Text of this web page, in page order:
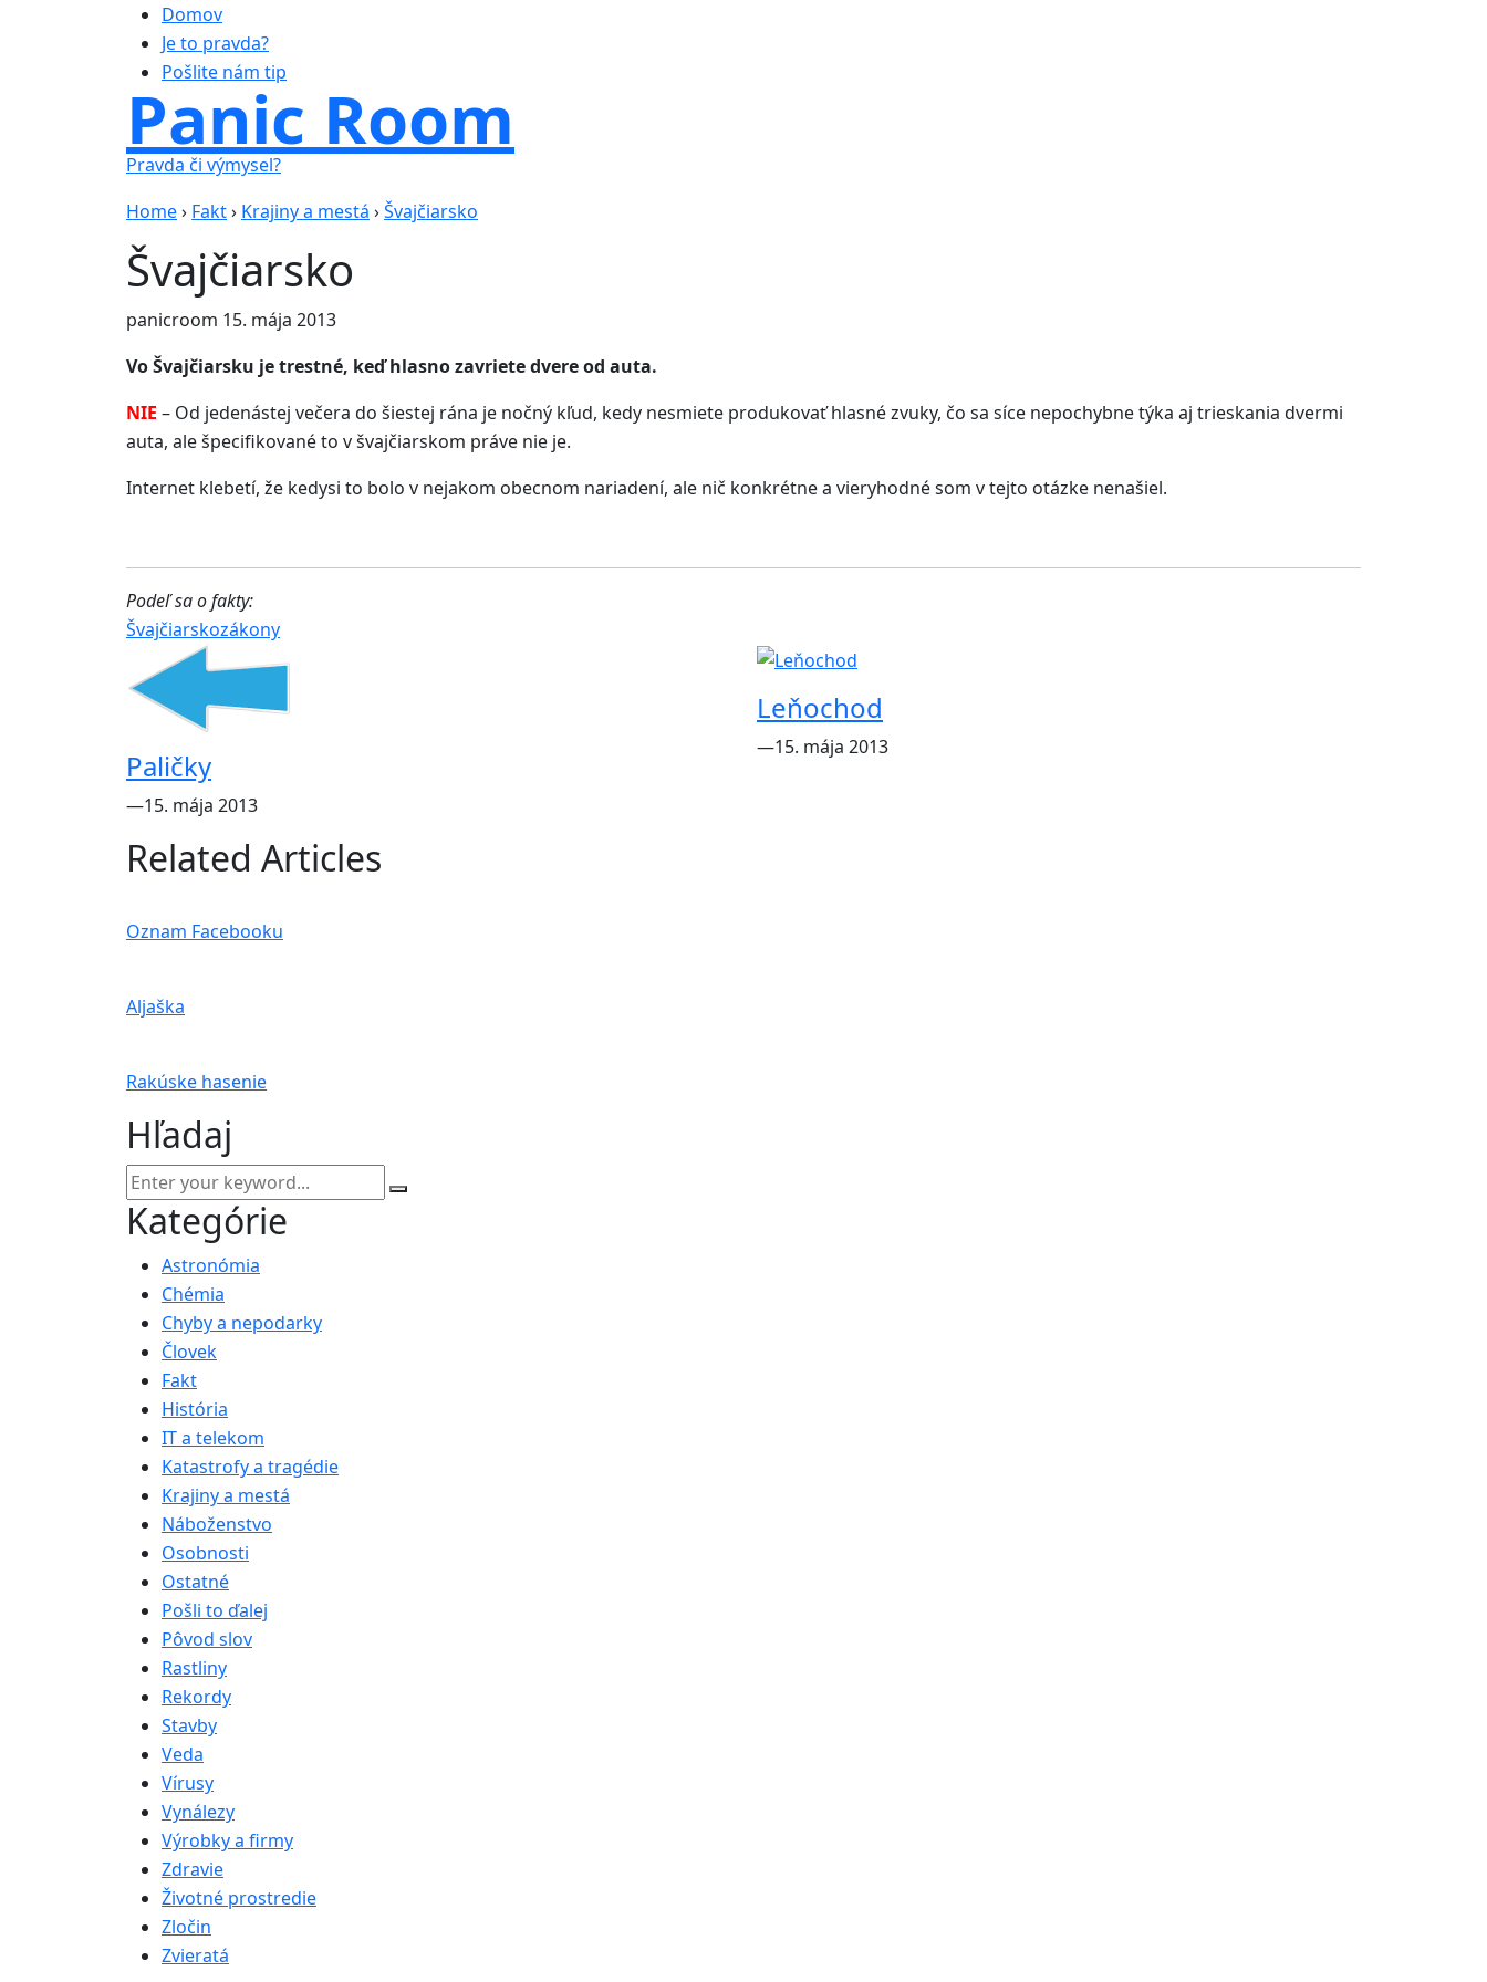
Domov
Je to pravda?
Pošlite nám tip
Panic Room
Pravda či výmysel?
Home› Fakt› Krajiny a mestá ›Švajčiarsko
Švajčiarsko
panicroom 15. mája 2013
Vo Švajčiarsku je trestné, keď hlasno zavriete dvere od auta.
NIE – Od jedenástej večera do šiestej rána je nočný kľud, kedy nesmiete produkovať hlasné zvuky, čo sa síce nepochybne týka aj trieskania dvermi
auta, ale špecifikované to v švajčiarskom práve nie je.
Internet klebetí, že kedysi to bolo v nejakom obecnom nariadení, ale nič konkrétne a vieryhodné som v tejto otázke nenašiel.
Podeľ sa o fakty:
Švajčiarskozákony
Paličky
―15. mája 2013
Leňochod
―15. mája 2013
Related Articles
Oznam Facebooku
Aljaška
Rakúske hasenie
Hľadaj
Kategórie
Astronómia
Chémia
Chyby a nepodarky
Človek
Fakt
História
IT a telekom
Katastrofy a tragédie
Krajiny a mestá
Náboženstvo
Osobnosti
Ostatné
Pošli to ďalej
Pôvod slov
Rastliny
Rekordy
Stavby
Veda
Vírusy
Vynálezy
Výrobky a firmy
Zdravie
Životné prostredie
Zločin
Zvieratá